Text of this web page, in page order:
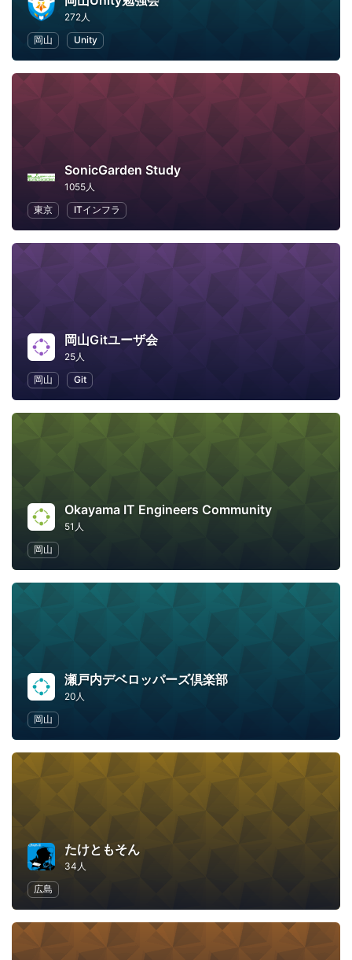
272人
岡山
Unity
SonicGarden Study
1055人
東京
ITインフラ
岡山Gitユーザ会
25人
岡山
Git
Okayama IT Engineers Community
51人
岡山
瀬戸内デベロッパーズ倶楽部
20人
岡山
たけともそん
34人
広島